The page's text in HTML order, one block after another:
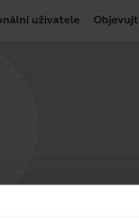
uživatele